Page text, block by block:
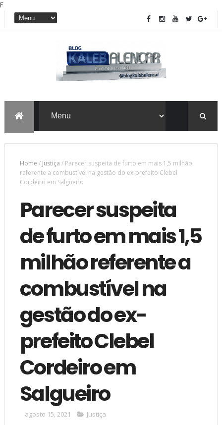
F
Home / Justiça / Parecer suspeita de furto em mais 1,5 milhão
referente a combustível na gestão do ex-prefeito Clebel
Cordeiro em Salgueiro
Parecer suspeita
de furto em mais 1,5
milhão referente a
combustível na
gestão do ex-
prefeito Clebel
Cordeiro em
Salgueiro
agosto 15, 2021 Justiça